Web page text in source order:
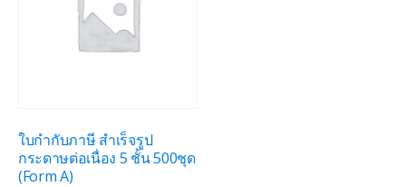
ใบกำกับภาษี สำเร็จรูป
กระดาษต่อเนื่อง 5 ชั้น 500ชุด
(Form A)